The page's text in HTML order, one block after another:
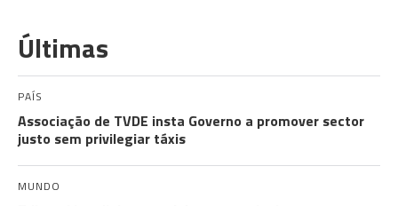
Últimas
PAÍS
Associação de TVDE insta Governo a promover sector
justo sem privilegiar táxis
MUNDO